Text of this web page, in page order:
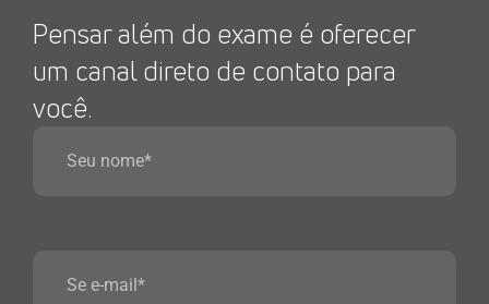
Pensar além do exame é oferecer
um canal direto de contato para
você.